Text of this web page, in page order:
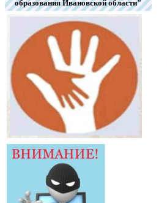
образования Ивановской области"